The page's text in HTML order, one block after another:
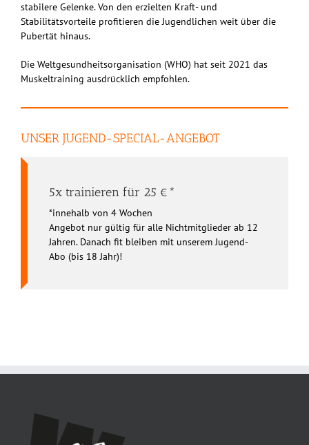
stabilere Gelenke. Von den erzielten Kraft- und
Stabilitätsvorteile profitieren die Jugendlichen weit über die
Pubertät hinaus.
Die Weltgesundheitsorganisation (WHO) hat seit 2021 das
Muskeltraining ausdrücklich empfohlen.
UNSER JUGEND-SPECIAL-ANGEBOT
5x trainieren für 25 €*
*innehalb von 4 Wochen
Angebot nur gültig für alle Nichtmitglieder ab 12
Jahren. Danach fit bleiben mit unserem Jugend-
Abo (bis 18 Jahr)!